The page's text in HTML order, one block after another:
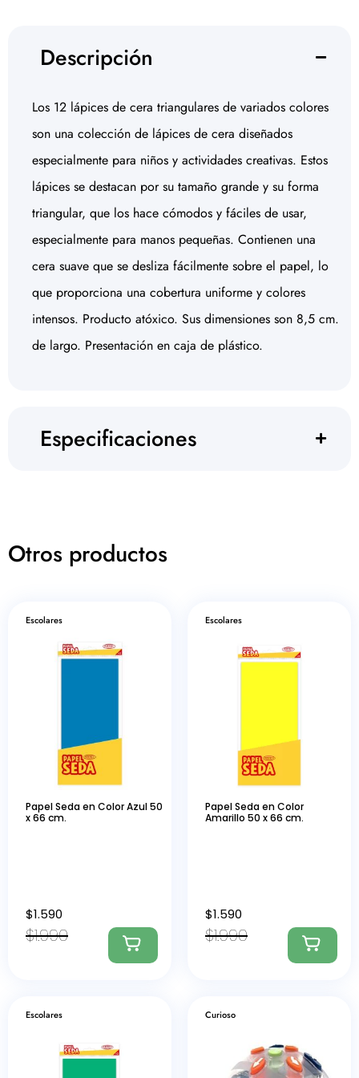
Descripción
Los 12 lápices de cera triangulares de variados colores
son una colección de lápices de cera diseñados
especialmente para niños y actividades creativas. Estos
lápices se destacan por su tamaño grande y su forma
triangular, que los hace cómodos y fáciles de usar,
especialmente para manos pequeñas. Contienen una
cera suave que se desliza fácilmente sobre el papel, lo
que proporciona una cobertura uniforme y colores
intensos. Producto atóxico. Sus dimensiones son 8,5 cm.
de largo. Presentación en caja de plástico.
Especificaciones
Otros productos
Escolares
Papel Seda en Color Azul 50
x 66 cm.
$1.990
$1.590
Escolares
Papel Seda en Color
Amarillo 50 x 66 cm.
$1.990
$1.590
Escolares Curioso